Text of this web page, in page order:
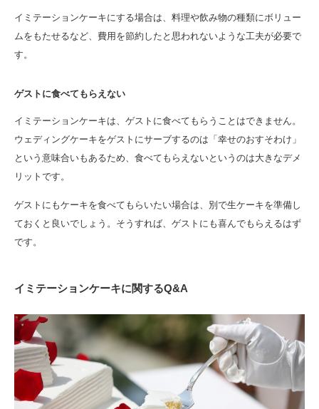
イミテーションケーキにする場合は、料理や飲み物の種類にボリュー
ムをもたせるなど、費用を節約したと思われないような工夫が必要で
す。
ゲストに食べてもらえない
イミテーションケーキは、ゲストに食べてもらうことはできません。
ウェディングケーキをゲストにサーブするのは「幸せのおすそわけ」
という意味合いもあるため、食べてもらえないというのは大きなデメ
リットです。
ゲストにもケーキを食べてもらいたい場合は、別で生ケーキを準備し
ておくと良いでしょう。そうすれば、ゲストにも喜んでもらえるはず
です。
イミテーションケーキに関するQ&A